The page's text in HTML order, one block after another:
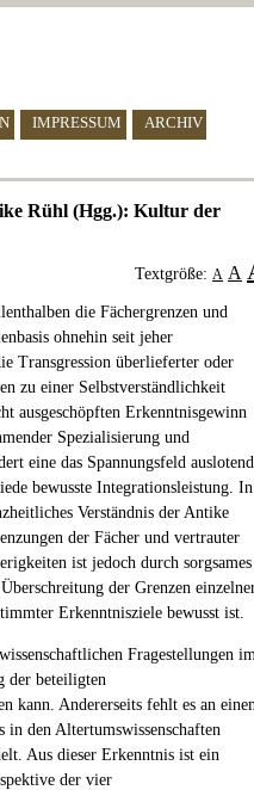
IMPRESSUM ARCHIV
Rühl (Hgg.): Kultur der
Textgröße: A A
die Fächergrenzen und
ohnehin seit jeher
Transgression überlieferter oder
zu einer Selbstverständlichkeit
ausgeschöpften Erkenntnisgewinn
Spezialisierung und
eine das Spannungsfeld
bewusste Integrationsleistung. In
Verständnis der Antike
der Fächer und vertrauter
ist jedoch durch sorgsames
der Grenzen
Erkenntnisziele bewusst ist.
Fragestellungen
der beteiligten
kann. Andererseits fehlt es an
in den Altertumswissenschaften
Aus dieser Erkenntnis ist ein
der vier